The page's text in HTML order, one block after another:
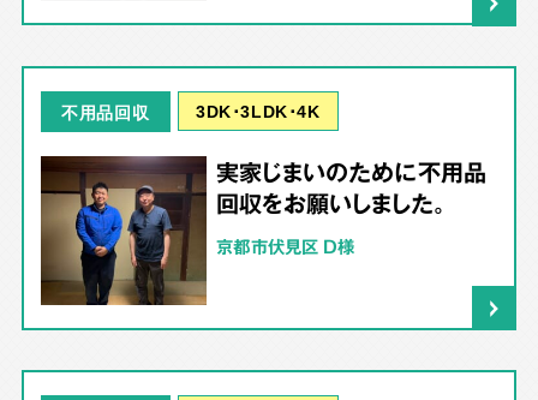
不用品回収 3DK･3LDK･4K
実家じまいのために不用品
回収をお願いしました。
京都市伏見区 D様